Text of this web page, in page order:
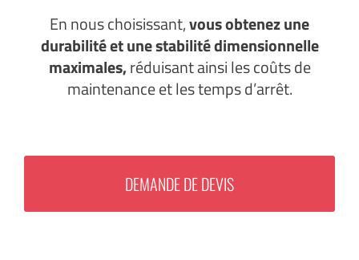
En nous choisissant,vous obtenez une
durabilité et une stabilité dimensionnelle
maximales,réduisant ainsi les coûts de
maintenance et les temps d’arrêt.
DEMANDE DE DEVIS